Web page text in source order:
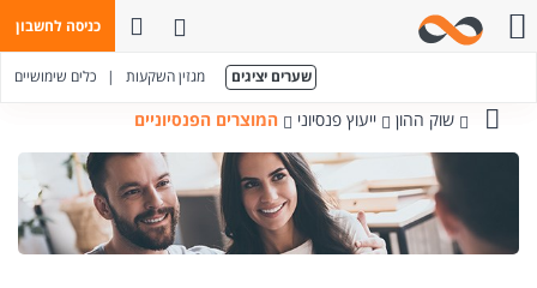
כניסה לחשבון
פתח חיפושחייגו אלינו
שערים יציגים מגזין השקעות | כלים שימושיים
מזרחי-טפחות
שוק ההון ייעוץ פנסיוני המוצרים הפנסיוניים